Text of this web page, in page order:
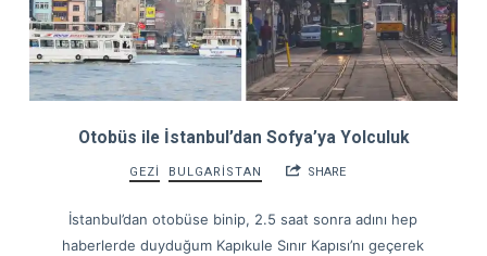
Otobüs ile İstanbul’dan Sofya’ya Yolculuk
GEZİ BULGARİSTAN SHARE
İstanbul’dan otobüse binip, 2.5 saat sonra adını hep
haberlerde duyduğum Kapıkule Sınır Kapısı’nı geçerek